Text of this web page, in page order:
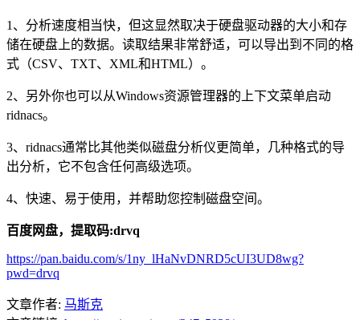
1、分析速度相当快，但这显然取决于硬盘驱动器的大小和存
储在硬盘上的数据。读取结果非常舒适，可以导出到不同的格
式（CSV、TXT、XML和HTML）。
2、另外你也可以从Windows资源管理器的上下文菜单启动
ridnacs。
3、ridnacs通常比其他类似磁盘分析仪更简单，几种格式的导
出分析，它不包含任何高级选项。
4、快速、易于使用，并帮助您控制磁盘空间。
百度网盘，提取码:drvq
https://pan.baidu.com/s/1ny_lHaNvDNRD5cUI3UD8wg?
pwd=drvq
文章作者: 马斯克